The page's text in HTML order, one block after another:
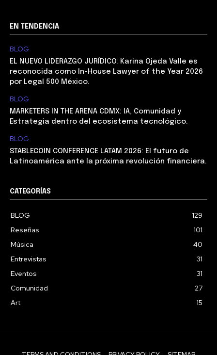
EN TENDENCIA
BLOG
EL NUEVO LIDERAZGO JURÍDICO: Karina Ojeda Valle es
reconocida como In-House Lawyer of the Year 2026
por Legal 500 México.
BLOG
MARKETERS IN THE ARENA CDMX: IA, Comunidad y
Estrategia dentro del ecosistema tecnológico.
BLOG
STABLECOIN CONFERENCE LATAM 2026: El futuro de
Latinoamérica ante la próxima revolución financiera.
CATEGORÍAS
BLOG
129
Reseñas
101
Música
40
Entrevistas
31
Eventos
31
Comunidad
27
Art
15